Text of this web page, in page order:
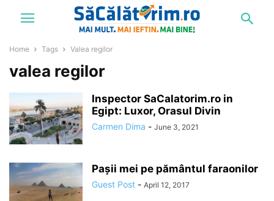
Home Tags Valea regilor
valea regilor
Inspector SaCalatorim.ro in
Egipt: Luxor, Orasul Divin
Carmen Dima - June 3, 2021
Pașii mei pe pământul faraonilor
Guest Post - April 12, 2017